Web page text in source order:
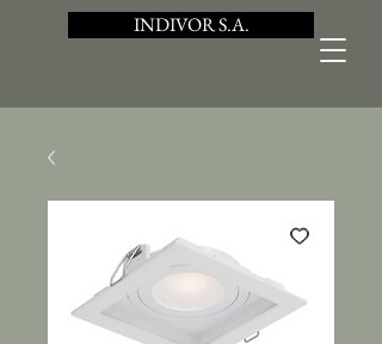
INDIVOR S.A.